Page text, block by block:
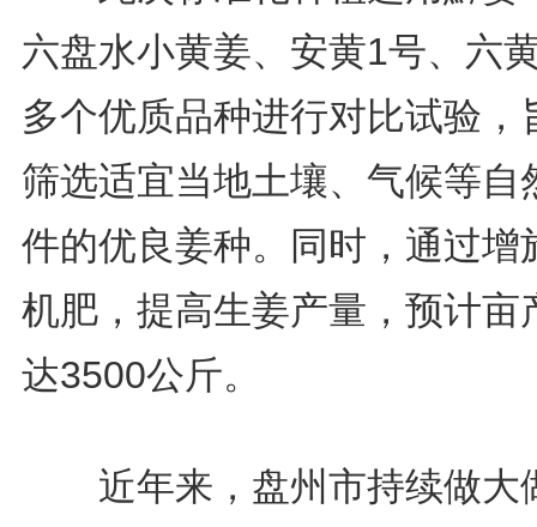
六盘水小黄姜、安黄1号、六
多个优质品种进行对比试验，
筛选适宜当地土壤、气候等自
件的优良姜种。同时，通过增
机肥，提高生姜产量，预计亩
达3500公斤。
近年来，盘州市持续做大